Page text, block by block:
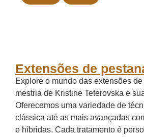
Extensões de
Explore o mundo das extensões
mestria de Kristine Teterovska e
Oferecemos uma variedade de
clássica até as mais avançadas
e híbridas. Cada tratamento é